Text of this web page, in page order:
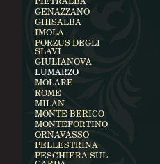
GENAZZANO
GHISALBA
IMOLA
PORZUS DEGLI
SLAVI
GIULIANOVA
LUMARZO
MOLARE
ROME
MILAN
MONTE BERICO
MONTEFORTINO
ORNAVASSO
PELLESTRINA
PESCHIERA SUL